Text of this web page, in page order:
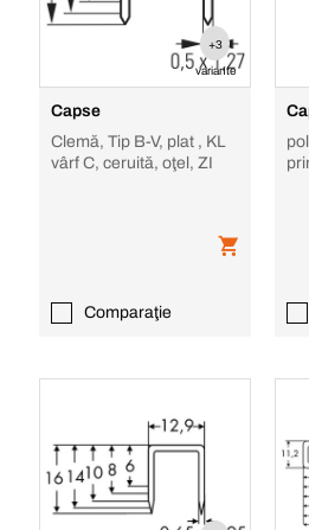
+3
variante
Capse
Clemă, Tip B-V, plat , KL
vârf C, ceruită, oţel, ZI
Comparaţie